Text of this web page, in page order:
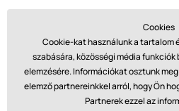
Fizetések:
Cookies
Cookie-kat használunk a tartalom
szabására, közösségi média
elemzésére. Információkat osztunk
elemző partnereinkkel arról, hogy Ön
Partnerek ezzel az